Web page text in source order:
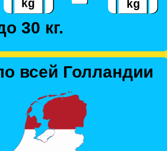
30 кг.
всей Голландии